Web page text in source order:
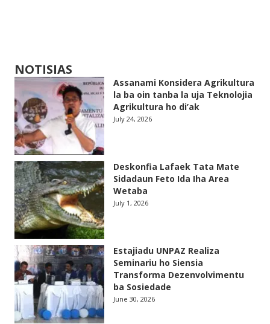
NOTISIAS
Assanami Konsidera Agrikultura
la ba oin tanba la uja Teknolojia
Agrikultura ho di’ak
July 24, 2026
Deskonfia Lafaek Tata Mate
Sidadaun Feto Ida Iha Area
Wetaba
July 1, 2026
Estajiadu UNPAZ Realiza
Seminariu ho Siensia
Transforma Dezenvolvimentu
ba Sosiedade
June 30, 2026